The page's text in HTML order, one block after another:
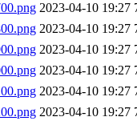
2023-04-10 19:27
2023-04-10 19:27
2023-04-10 19:27
2023-04-10 19:27
2023-04-10 19:27
2023-04-10 19:27